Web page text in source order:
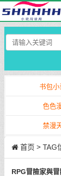
书包小
色色
禁漫
首页 > TAG
RPG冒險家與